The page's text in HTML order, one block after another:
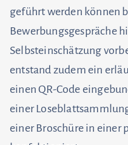
geführt werden können
Bewerbungsgespräche
Selbsteinschätzung
entstand zudem ein
einen QR-Code
einer
einer Broschüre in einer